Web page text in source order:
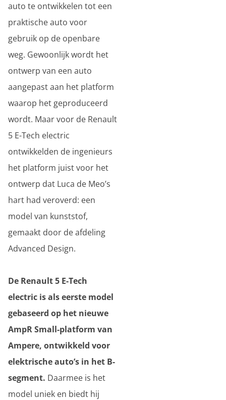
auto te ontwikkelen tot een
praktische auto voor
gebruik op de openbare
weg. Gewoonlijk wordt het
ontwerp van een auto
aangepast aan het platform
waarop het geproduceerd
wordt. Maar voor de Renault
5 E-Tech electric
ontwikkelden de ingenieurs
het platform juist voor het
ontwerp dat Luca de Meo’s
hart had veroverd: een
model van kunststof,
gemaakt door de afdeling
Advanced Design.
De Renault 5 E-Tech
electric is als eerste model
gebaseerd op het nieuwe
AmpR Small-platform van
Ampere, ontwikkeld voor
elektrische auto’s in het B-
segment. Daarmee is het
model uniek en biedt hij